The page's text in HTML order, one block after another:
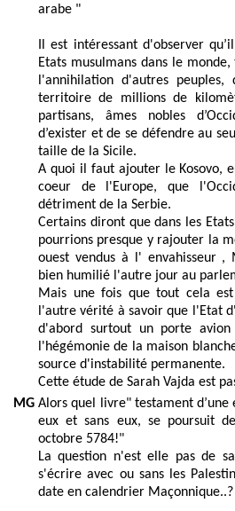
arabe "
Il est intéressant d'observer
Etats musulmans dans le
l'annihilation d'autres peuples,
territoire de millions de
partisans, âmes nobles
d’exister et de se défendre au
taille de la Sicile.
A quoi il faut ajouter le Kosovo,
coeur de l'Europe, que
détriment de la Serbie.
Certains diront que dans les
pourrions presque y rajouter la
ouest vendus à l' envahisseur ,
bien humilié l'autre jour au
Mais une fois que tout cela
l'autre vérité à savoir que l'Etat
d'abord surtout un porte
l'hégémonie de la maison
source d'instabilité permanente.
Cette étude de Sarah Vajda est
MG Alors quel livre" testament d’une
eux et sans eux, se poursuit
octobre 5784!"
La question n'est elle pas de
s'écrire avec ou sans les
date en calendrier Maçonnique..?